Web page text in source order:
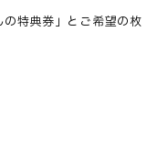
特典券」とご希望の枚